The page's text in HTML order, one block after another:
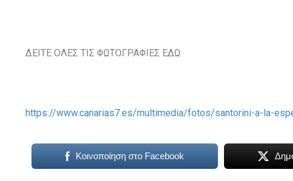
ΔΕΙΤΕ ΟΛΕΣ ΤΙΣ ΦΩΤΟΓΡΑΦΙΕΣ ΕΔΩ
https://www.canarias7.es/multimedia/fotos/santorini-a-la-
Κοινοποίηση στο Facebook